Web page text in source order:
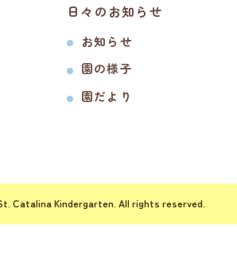
日々のお知らせ
お知らせ
園の様子
園だより
Catalina Kindergarten. All rights reserved.